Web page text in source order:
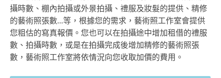
攝時數、棚內拍攝或外景拍攝、禮服及妝髮的提供、精修
的藝術照張數...等，根據您的需求，藝術照工作室會提供
您粗估的寫真報價。您也可以在拍攝途中增加租借的禮服
數、拍攝時數，或是在拍攝完成後增加精修的藝術照張
數，藝術照工作室將依情況向您收取加價的費用。